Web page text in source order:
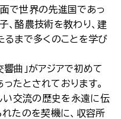
で世界の先進国であっ
、酪農技術を教わり、建
るまで多くのことを学び
曲」がアジアで初めて
たとされております。
交流の歴史を永遠に伝
れたのを契機に、収容所